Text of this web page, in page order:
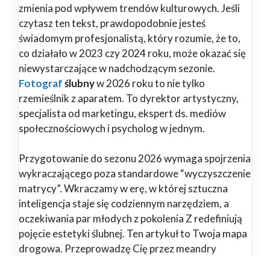
zmienia pod wpływem trendów kulturowych. Jeśli
czytasz ten tekst, prawdopodobnie jesteś
świadomym profesjonalistą, który rozumie, że to,
co działało w 2023 czy 2024 roku, może okazać się
niewystarczające w nadchodzącym sezonie.
Fotografślubnyw 2026 roku to nie tylko
rzemieślnik z aparatem. To dyrektor artystyczny,
specjalista od marketingu, ekspert ds. mediów
społecznościowych i psycholog w jednym.
Przygotowanie do sezonu 2026 wymaga spojrzenia
wykraczającego poza standardowe “wyczyszczenie
matrycy”. Wkraczamy w erę, w której sztuczna
inteligencja staje się codziennym narzędziem, a
oczekiwania par młodych z pokolenia Z redefiniują
pojęcie estetyki ślubnej. Ten artykuł to Twoja mapa
drogowa. Przeprowadzę Cię przez meandry